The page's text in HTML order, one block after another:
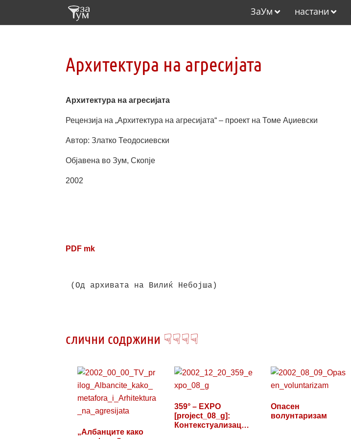
ЗаУм настани
Архитектура на агресијата
Архитектура на агресијата
Рецензија на „Архитектура на агресијата“ – проект на Томе Аџиевски
Автор: Златко Теодосиевски
Објавена во Зум, Скопје
2002
PDF mk
(Од архивата на Вилиќ Небојша)
слични содржини ☟☟☟☟
„Албанците како
359° – EXPO
[project_08_g]:
Контекстуализација
Опасен
волунтаризам